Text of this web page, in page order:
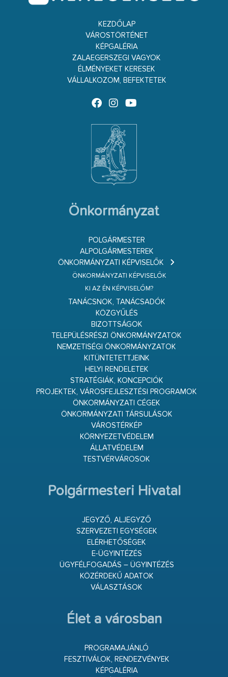
KEZDŐLAP
VÁROSTÖRTÉNET
KÉPGALÉRIA
ZALAEGERSZEGI VAGYOK
ÉLMÉNYEKET KERESEK
VÁLLALKOZOM, BEFEKTETEK
Önkormányzat
POLGÁRMESTER
ALPOLGÁRMESTEREK
ÖNKORMÁNYZATI KÉPVISELŐK
ÖNKORMÁNYZATI KÉPVISELŐK
KI AZ ÉN KÉPVISELŐM?
TANÁCSNOK, TANÁCSADÓK
KÖZGYŰLÉS
BIZOTTSÁGOK
TELEPÜLÉSRÉSZI ÖNKORMÁNYZATOK
NEMZETISÉGI ÖNKORMÁNYZATOK
KITÜNTETETTJEINK
HELYI RENDELETEK
STRATÉGIÁK, KONCEPCIÓK
PROJEKTEK, VÁROSFEJLESZTÉSI PROGRAMOK
ÖNKORMÁNYZATI CÉGEK
ÖNKORMÁNYZATI TÁRSULÁSOK
VÁROSTÉRKÉP
KÖRNYEZETVÉDELEM
ÁLLATVÉDELEM
TESTVÉRVÁROSOK
Polgármesteri Hivatal
JEGYZŐ, ALJEGYZŐ
SZERVEZETI EGYSÉGEK
ELÉRHETŐSÉGEK
E-ÜGYINTÉZÉS
ÜGYFÉLFOGADÁS – ÜGYINTÉZÉS
KÖZÉRDEKŰ ADATOK
VÁLASZTÁSOK
Élet a városban
PROGRAMAJÁNLÓ
FESZTIVÁLOK, RENDEZVÉNYEK
KÉPGALÉRIA